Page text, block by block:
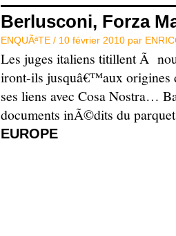
Berlusconi, Forza
ENQUÃªTE / 10 février 2010 par
Les juges italiens titillent Ã
iront-ils jusquâ€™aux origines
ses liens avec Cosa Nostra…
documents inÃ©dits du
EUROPE